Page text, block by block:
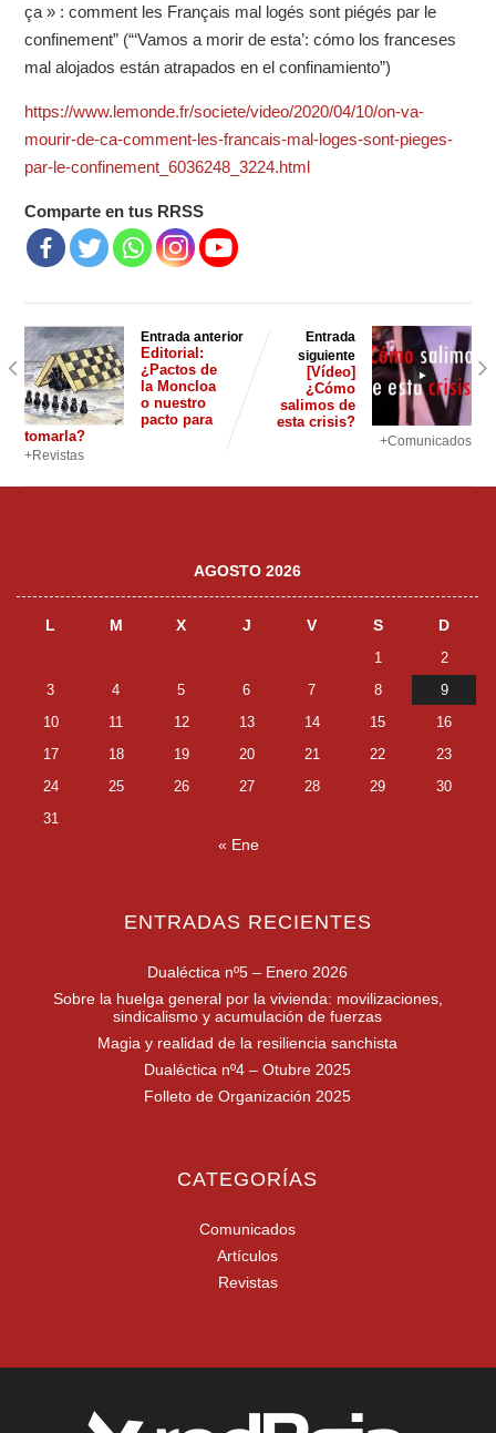
ça » : comment les Français mal logés sont piégés par le
confinement” (“‘Vamos a morir de esta’: cómo los franceses
mal alojados están atrapados en el confinamiento”)
https://www.lemonde.fr/societe/video/2020/04/10/on-va-
mourir-de-ca-comment-les-francais-mal-loges-sont-pieges-
par-le-confinement_6036248_3224.html
Comparte en tus RRSS
Entrada anterior
Editorial:
¿Pactos de
la Moncloa
o nuestro
pacto para
tomarla?
+Revistas
Entrada
siguiente
[Vídeo]
¿Cómo
salimos de
esta crisis?
+Comunicados
AGOSTO 2026
L M X J V S D
1
2
3
4 5 6 7 8
9
10
11 12 13 14 15
16
17
18 19 20 21 22
23
24
25 26 27 28 29
30
31
« Ene
ENTRADAS RECIENTES
Dualéctica nº5 – Enero 2026
Sobre la huelga general por la vivienda: movilizaciones,
sindicalismo y acumulación de fuerzas
Magia y realidad de la resiliencia sanchista
Dualéctica nº4 – Otubre 2025
Folleto de Organización 2025
CATEGORÍAS
Comunicados
Artículos
Revistas